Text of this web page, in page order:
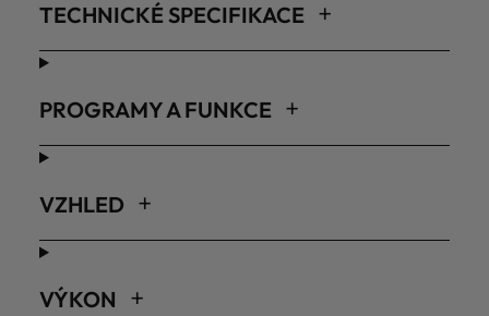
TECHNICKÉ SPECIFIKACE
PROGRAMY A FUNKCE
VZHLED
VÝKON